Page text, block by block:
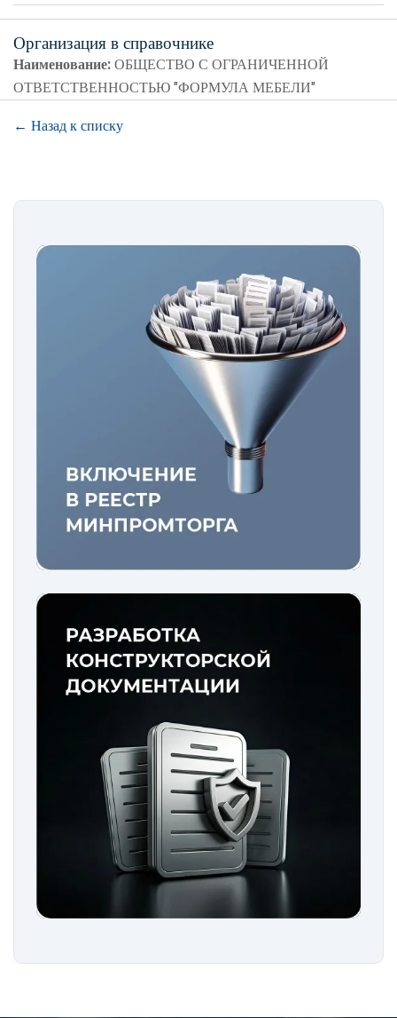
Организация в справочнике
Наименование:ОБЩЕСТВО С ОГРАНИЧЕННОЙ
ОТВЕТСТВЕННОСТЬЮ "ФОРМУЛА МЕБЕЛИ"
← Назад к списку